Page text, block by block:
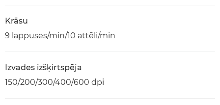
Krāsu
9 lappuses/min/10 attēli/min
Izvades izšķirtspēja
150/200/300/400/600 dpi